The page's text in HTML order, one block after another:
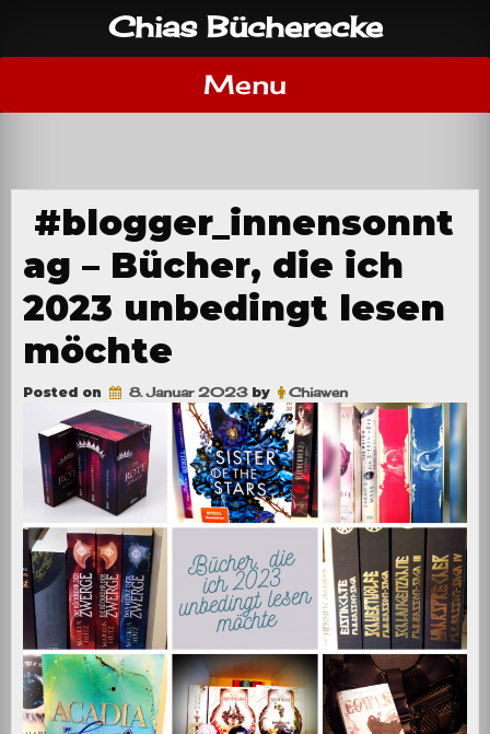
content
Chias Bücherecke
Menu
#blogger_innensonnt
ag – Bücher, die ich
2023 unbedingt lesen
möchte
Posted on 8. Januar 2023by Chiawen